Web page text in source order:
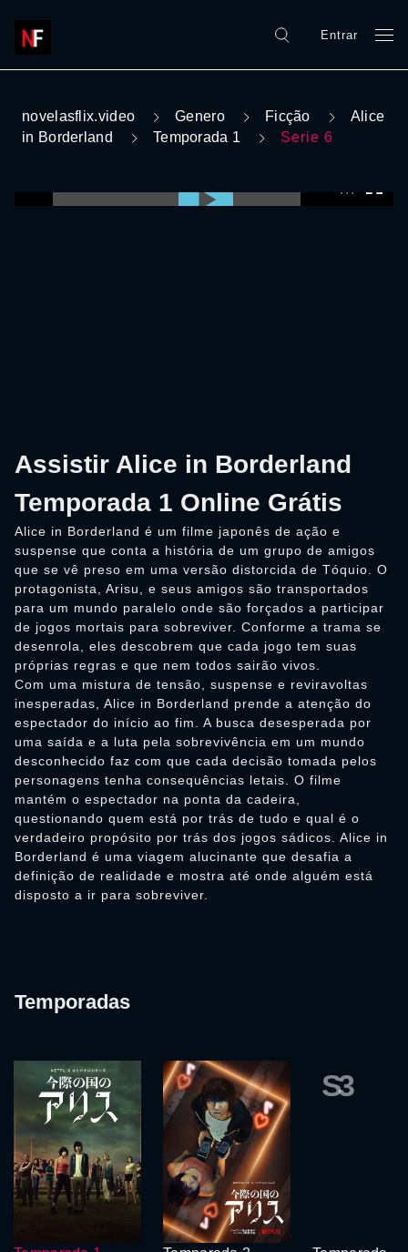
Entrar
novelasflix.video Genero Ficção
Alice
in Borderland
Temporada 1 Serie 6
Assistir Alice in Borderland
Temporada 1 Online Grátis
Alice in Borderland é um filme japonês de ação e
suspense que conta a história de um grupo de amigos
que se vê preso em uma versão distorcida de Tóquio. O
protagonista, Arisu, e seus amigos são transportados
para um mundo paralelo onde são forçados a participar
de jogos mortais para sobreviver. Conforme a trama se
desenrola, eles descobrem que cada jogo tem suas
próprias regras e que nem todos sairão vivos.
Com uma mistura de tensão, suspense e reviravoltas
inesperadas, Alice in Borderland prende a atenção do
espectador do início ao fim. A busca desesperada por
uma saída e a luta pela sobrevivência em um mundo
desconhecido faz com que cada decisão tomada pelos
personagens tenha consequências letais. O filme
mantém o espectador na ponta da cadeira,
questionando quem está por trás de tudo e qual é o
verdadeiro propósito por trás dos jogos sádicos. Alice in
Borderland é uma viagem alucinante que desafia a
definição de realidade e mostra até onde alguém está
disposto a ir para sobreviver.
Temporadas
S3